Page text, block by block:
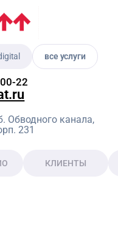
все услуги
22
Обводного канала,
231
КЛИЕНТЫ